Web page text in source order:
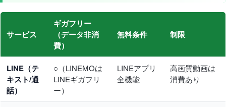
サービス
ギガフリー
（データ非消
費）
無料条件 制限
LINE（テ
キスト/通
話）
○（LINEMOは
LINEギガフリ
ー）
LINEアプリ
全機能
高画質動画は
消費あり